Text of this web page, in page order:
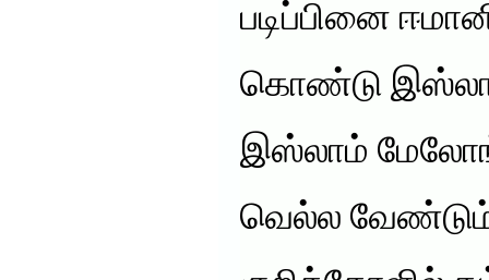
படிப்பினை
கொண்டு
இஸ்லாம்
வெல்ல